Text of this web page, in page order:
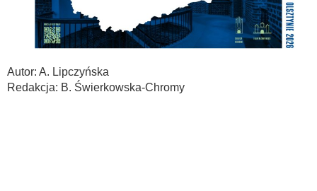
Autor: A. Lipczyńska
Redakcja: B. Świerkowska-Chromy